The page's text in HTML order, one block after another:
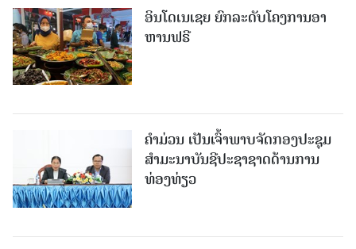
ອິນໂດເນເຊຍ ຍົກລະດັບໂຄງການອາ
ຫານຟຣີ
ຄໍາມ່ວນ ເປັນເຈົ້າພາບຈັດກອງປະຊຸມ
ສຳມະນາບັນຊີປະຊາຊາດດ້ານການ
ທ່ອງທ່ຽວ